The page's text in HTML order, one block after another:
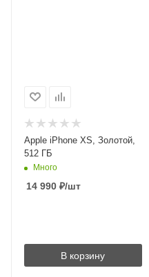
Apple iPhone XS, Золотой,
512 ГБ
Много
14 990 ₽/шт
В корзину